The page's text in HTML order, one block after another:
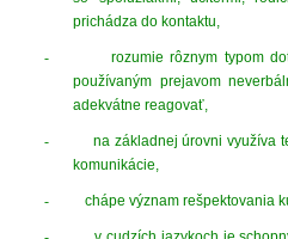
prichádza do kontaktu,
-rozumie rôznym typom
používaným prejavom
adekvátne reagovať,
-na základnej úrovni využíva
komunikácie,
-chápe význam rešpektovania